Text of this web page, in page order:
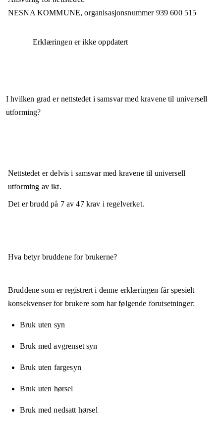
NESNA KOMMUNE,organisasjonsnummer 939 600 515
Erklæringen er ikke oppdatert
I hvilken grad er nettstedet i samsvar med kravene til universell
utforming?
Nettstedet erdelvis i samsvarmed kravene til universell
utforming av ikt.
Det er brudd på 7av47krav i regelverket.
Hva betyr bruddene for brukerne?
Bruddene som er registrert i denne erklæringen får spesielt
konsekvenser for brukere som har følgende forutsetninger:
Bruk uten syn
Bruk med avgrenset syn
Bruk uten fargesyn
Bruk uten hørsel
Bruk med nedsatt hørsel